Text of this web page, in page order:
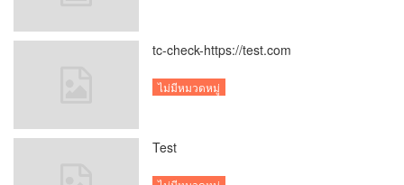
tc-check-https://test.com
ไม่มีหมวดหมู่
Test